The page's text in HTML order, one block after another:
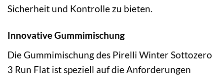
Sicherheit und Kontrolle zu bieten.
Innovative Gummimischung
Die Gummimischung des Pirelli Winter Sottozero
3 Run Flat ist speziell auf die Anforderungen